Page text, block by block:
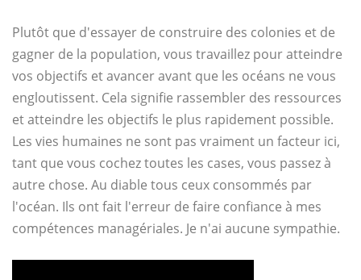
Plutôt que d'essayer de construire des colonies et de
gagner de la population, vous travaillez pour atteindre
vos objectifs et avancer avant que les océans ne vous
engloutissent. Cela signifie rassembler des ressources
et atteindre les objectifs le plus rapidement possible.
Les vies humaines ne sont pas vraiment un facteur ici,
tant que vous cochez toutes les cases, vous passez à
autre chose. Au diable tous ceux consommés par
l'océan. Ils ont fait l'erreur de faire confiance à mes
compétences managériales. Je n'ai aucune sympathie.